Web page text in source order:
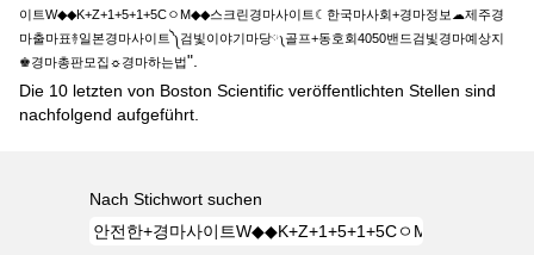
이트W◆◆K+Z+1+5+1+5CㅇM◆◆스크린경마사이트☾한국마사회+경마정보☁제주경
마출마표࿈일본경마사이트༽검빛이야기마당༾골프+동호회4050밴드검빛경마예상지
♚경마총판모집☼경마하는법".
Die 10 letzten von Boston Scientific veröffentlichten Stellen sind
nachfolgend aufgeführt.
Nach Stichwort suchen